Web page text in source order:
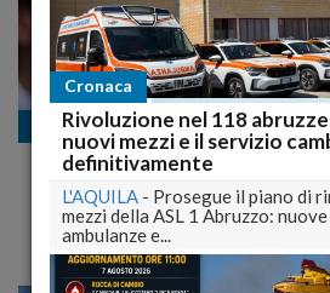
Commenti
Provincia dell'Aquila, il
congratula con i neo sindaci
Cronaca
Rivoluzione nel 118
nuovi mezzi e il servizio
definitivamente
L'AQUILA - Prosegue il piano di
mezzi della ASL 1 Abruzzo:
ambulanze e...